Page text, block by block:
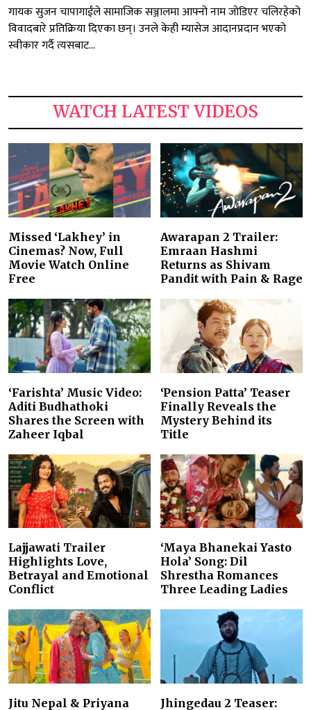
गायक सुजन चापागाईंले सामाजिक सञ्जालमा आफ्नो नाम जोडिएर चलिरहेको
विवादबारे प्रतिक्रिया दिएका छन्। उनले केही म्यासेज आदानप्रदान भएको
स्वीकार गर्दै त्यसबाट...
WATCH LATEST VIDEOS
Missed ‘Lakhey’ in
Cinemas? Now, Full
Movie Watch Online
Free
Awarapan 2 Trailer:
Emraan Hashmi
Returns as Shivam
Pandit with Pain & Rage
‘Farishta’ Music Video:
Aditi Budhathoki
Shares the Screen with
Zaheer Iqbal
‘Pension Patta’ Teaser
Finally Reveals the
Mystery Behind its
Title
Lajjawati Trailer
Highlights Love,
Betrayal and Emotional
Conflict
‘Maya Bhanekai Yasto
Hola’ Song: Dil
Shrestha Romances
Three Leading Ladies
Jitu Nepal & Priyana
Jhingedau 2 Teaser: